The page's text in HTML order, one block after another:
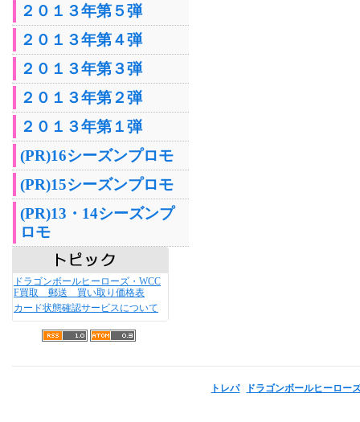
２０１３年第５弾
２０１３年第４弾
２０１３年第３弾
２０１３年第２弾
２０１３年第１弾
(PR)16シーズンプロモ
(PR)15シーズンプロモ
(PR)13・14シーズンプ
ロモ
ドラゴンボールヒーローズ・WCC
F買取 郵送 買い取り価格表
カード状態確認サービスについて
トレパ| ドラゴンボールヒーロー